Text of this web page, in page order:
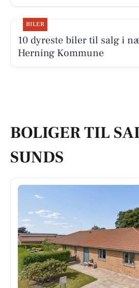
BILER
10 dyreste biler til salg i
Herning Kommune
BOLIGER TIL
SUNDS